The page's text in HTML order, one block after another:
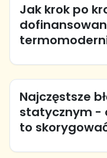
Jak krok po
Najczęstsze
statycznym -
to